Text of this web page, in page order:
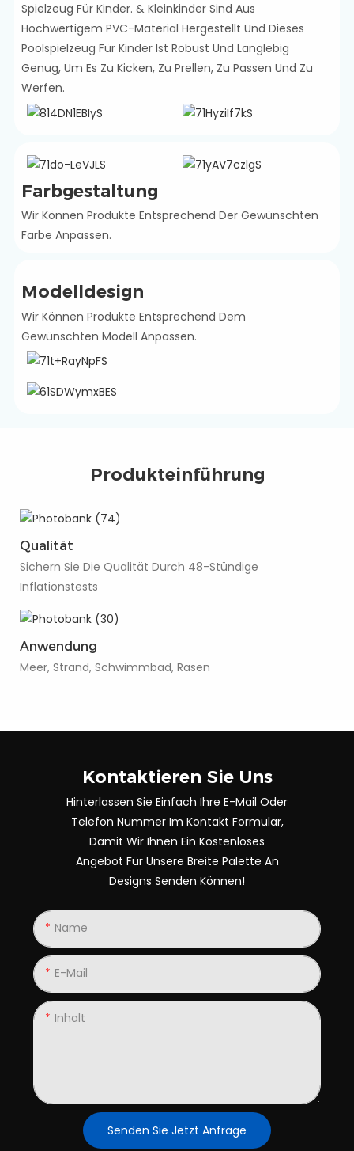
Spielzeug Für Kinder. & Kleinkinder Sind Aus
Hochwertigem PVC-Material Hergestellt Und Dieses
Poolspielzeug Für Kinder Ist Robust Und Langlebig
Genug, Um Es Zu Kicken, Zu Prellen, Zu Passen Und Zu
Werfen.
Farbgestaltung
Wir Können Produkte Entsprechend Der Gewünschten
Farbe Anpassen.
Modelldesign
Wir Können Produkte Entsprechend Dem
Gewünschten Modell Anpassen.
Produkteinführung
Qualität
Sichern Sie Die Qualität Durch 48-Stündige
Inflationstests
Anwendung
Meer, Strand, Schwimmbad, Rasen
Kontaktieren Sie Uns
Hinterlassen Sie Einfach Ihre E-Mail Oder
Telefon Nummer Im Kontakt Formular,
Damit Wir Ihnen Ein Kostenloses
Angebot Für Unsere Breite Palette An
Designs Senden Können!
Name
E-Mail
Inhalt
Senden Sie Jetzt Anfrage